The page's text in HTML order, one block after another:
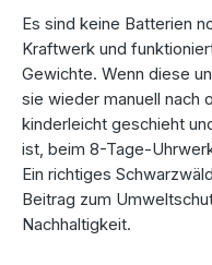
Es sind keine Batterien
Kraftwerk und
Gewichte. Wenn diese
sie wieder manuell nach
kinderleicht geschieht
ist, beim 8-Tage-
Ein richtiges
Beitrag zum
Nachhaltigkeit.